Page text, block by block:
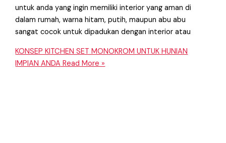
untuk anda yang ingin memiliki interior yang aman di
dalam rumah, warna hitam, putih, maupun abu abu
sangat cocok untuk dipadukan dengan interior atau
KONSEP KITCHEN SET MONOKROM UNTUK HUNIAN
IMPIAN ANDA Read More »